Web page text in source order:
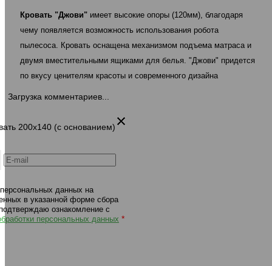
основанием) 468 шоколад
основанием) 483
Кровать "Джови" имеет высокие опоры (120мм), благодаря
чему появляется возможность использования робота
пылесоса. Кровать оснащена механизмом подъема матраса и
двумя вместительными ящиками для белья. "Джови" придется
по вкусу ценителям красоты и современного дизайна
Загрузка комментариев...
200х140 (с основанием)
данных на
в указанной форме сбора
ознакомление с
персональных данных *